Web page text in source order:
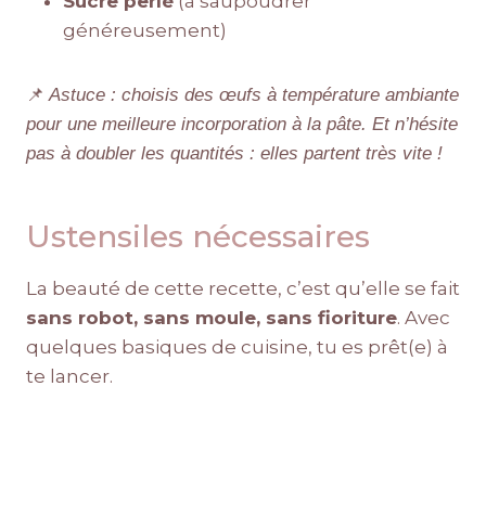
généreusement)
📌Astuce : choisis des œufs à température ambiante
pour une meilleure incorporation à la pâte. Et n’hésite
pas à doubler les quantités : elles partent très vite !
Ustensiles nécessaires
La beauté de cette recette, c’est qu’elle se fait
sans robot, sans moule, sans fioriture. Avec
quelques basiques de cuisine, tu es prêt(e) à
te lancer.